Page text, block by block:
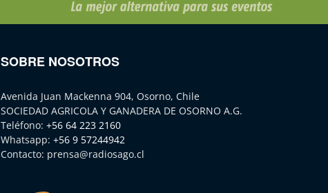
SOBRE NOSOTROS
Avenida Juan Mackenna 904, Osorno, Chile
SOCIEDAD AGRICOLA Y GANADERA DE OSORNO A.G.
Teléfono: +56 64 223 2160
Whatsapp: +56 9 57244942
Contacto: prensa@radiosago.cl